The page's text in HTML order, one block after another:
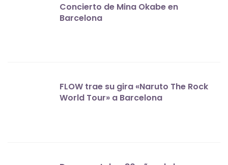
Concierto de Mina Okabe en
Barcelona
FLOW trae su gira «Naruto The Rock
World Tour» a Barcelona